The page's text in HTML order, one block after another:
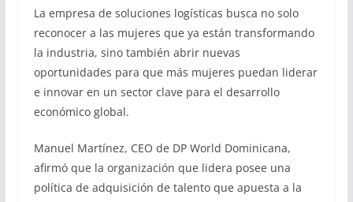
La empresa de soluciones logísticas busca no solo
reconocer a las mujeres que ya están transformando
la industria, sino también abrir nuevas
oportunidades para que más mujeres puedan liderar
e innovar en un sector clave para el desarrollo
económico global.
Manuel Martínez, CEO de DP World Dominicana,
afirmó que la organización que lidera posee una
política de adquisición de talento que apuesta a la